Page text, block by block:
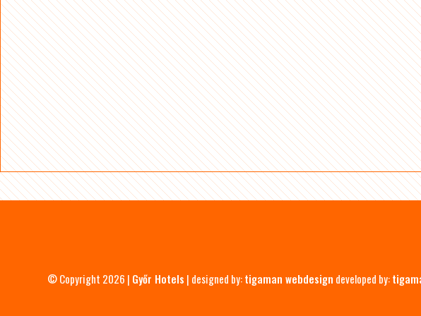
© Copyright 2026 | Győr Hotels | designed by:tigaman webdesign developed by: